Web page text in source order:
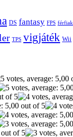
DS fantasy FPS férfiak
TPS vigjáték Wii